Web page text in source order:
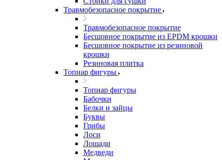
Травмобезопасное покрытие
Травмобезопасное покрытие
Бесшовное покрытие из EPDM крошки
Бесшовное покрытие из резиновой
крошки
Резиновая плитка
Топиар фигуры
Топиар фигуры
Бабочки
Белки и зайцы
Буквы
Грибы
Лоси
Лошади
Медведи